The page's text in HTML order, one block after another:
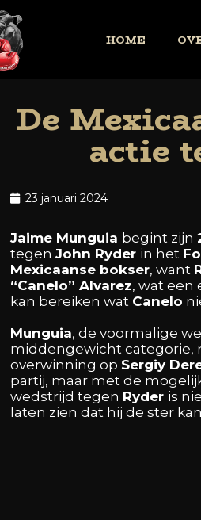
HOME
De
actie
23 januari 2024
Jaime Munguia begint zijn
tegen John Ryder in het
Mexicaanse bokser, want
“Canelo” Alvarez, wat een
kan bereiken wat Canelo
Munguia, de voormalige
middengewicht categorie,
overwinning op Sergiy
partij, maar met de
wedstrijd tegen Ryder is
laten zien dat hij de ster kan